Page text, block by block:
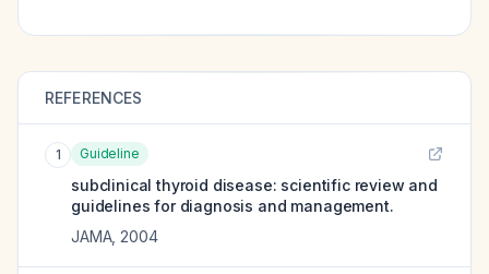
REFERENCES
1 Guideline
subclinical thyroid disease: scientific review and
guidelines for diagnosis and management.
JAMA, 2004